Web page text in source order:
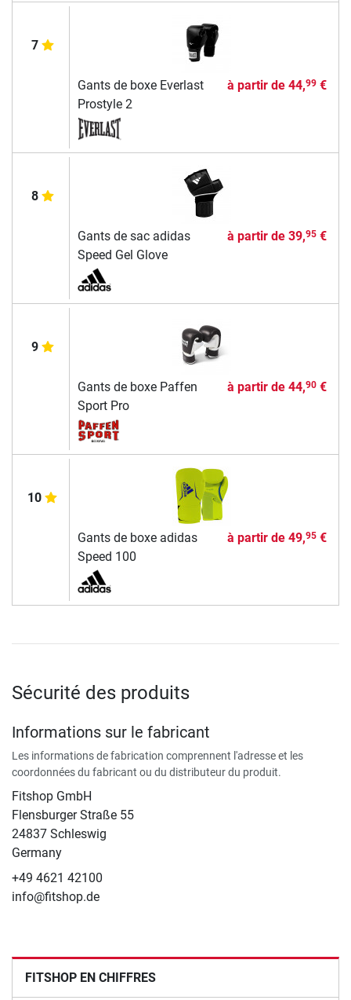
7
Gants de boxe Everlast
Prostyle 2
à partir de 44,99€
8
Gants de sac adidas
Speed Gel Glove
à partir de 39,95€
9
Gants de boxe Paffen
Sport Pro
à partir de 44,90€
10
Gants de boxe adidas
Speed 100
à partir de 49,95€
Sécurité des produits
Informations sur le fabricant
Les informations de fabrication comprennent l'adresse et les
coordonnées du fabricant ou du distributeur du produit.
Fitshop GmbH
Flensburger Straße 55
24837 Schleswig
Germany
+49 4621 42100
info@fitshop.de
FITSHOP EN CHIFFRES